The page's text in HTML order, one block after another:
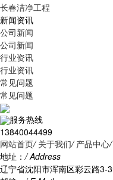
长春洁净工程
新闻资讯
公司新闻
公司新闻
行业资讯
行业资讯
常见问题
常见问题
服务热线
13840044499
网站首页/ 关于我们/ 产品中心/
地址：/ Address
辽宁省沈阳市浑南区彩云路3-